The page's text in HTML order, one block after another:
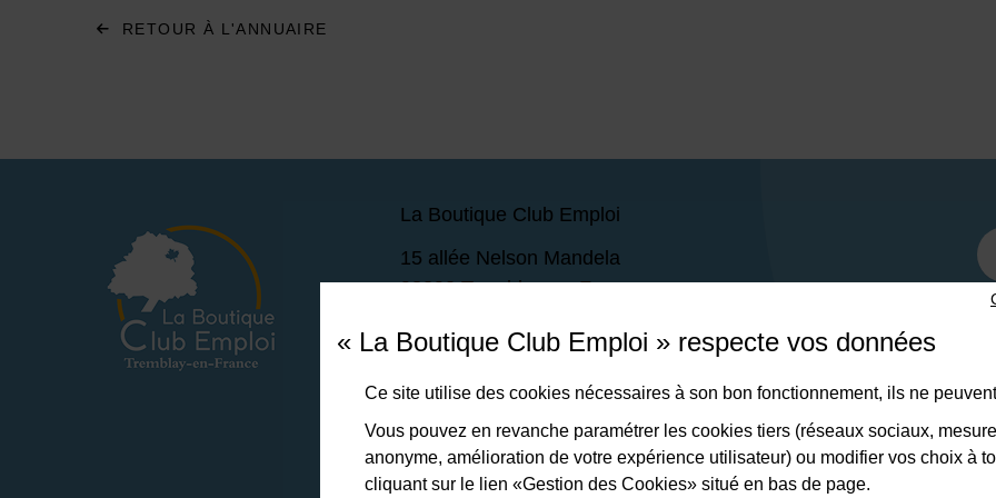
« La Boutique Club Emploi » respecte vos données
Ce site utilise des cookies nécessaires à son bon fonctionnement, ils ne
Vous pouvez en revanche paramétrer les cookies tiers (réseaux sociaux,
anonyme, amélioration de votre expérience utilisateur) ou modifier vos choix à
cliquant sur le lien «Gestion des Cookies» situé en bas de page.
RETOUR À L'ANNUAIRE
La Boutique Club Emploi
15 allée Nelson Mandela
93290 Tremblay-en-France
Lundi - Jeudi : 09h-12h30 / 13h30-17h
01 49 63 47 30
NOUS CONTACTER